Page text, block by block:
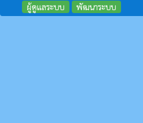
ผู้ดูแลระบบ พัฒนาระบบ